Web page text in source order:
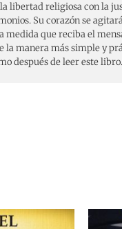
libertad religiosa con la
Su corazón se
medida que reciba el
la manera más simple y
después de leer este libro.